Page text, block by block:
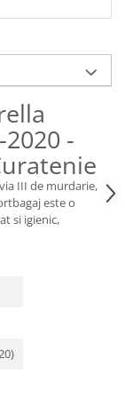
-
III de murdarie,
este o
si igienic,